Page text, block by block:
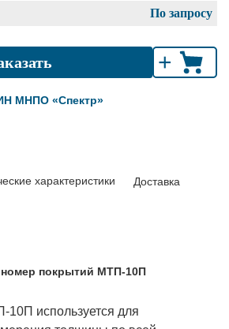
По запросу
+
МНПО «Спектр»
характеристики Доставка
покрытий МТП-10П
используется для